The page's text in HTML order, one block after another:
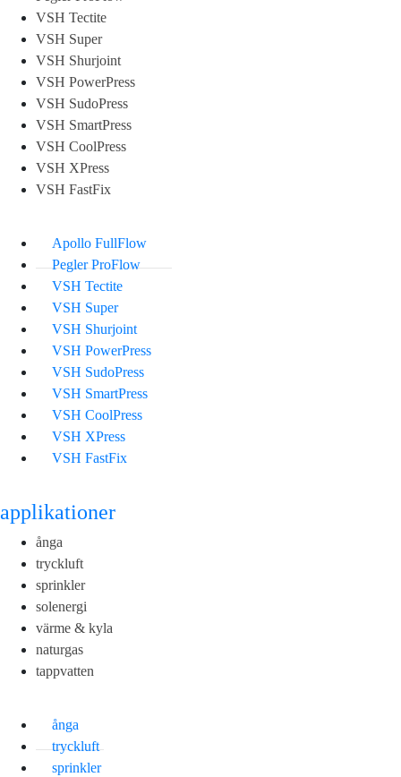
VSH Tectite
VSH Super
VSH Shurjoint
VSH PowerPress
VSH SudoPress
VSH SmartPress
VSH CoolPress
VSH XPress
VSH FastFix
Apollo FullFlow
Pegler ProFlow
VSH Tectite
VSH Super
VSH Shurjoint
VSH PowerPress
VSH SudoPress
VSH SmartPress
VSH CoolPress
VSH XPress
VSH FastFix
applikationer
ånga
tryckluft
sprinkler
solenergi
värme & kyla
naturgas
tappvatten
ånga
tryckluft
sprinkler